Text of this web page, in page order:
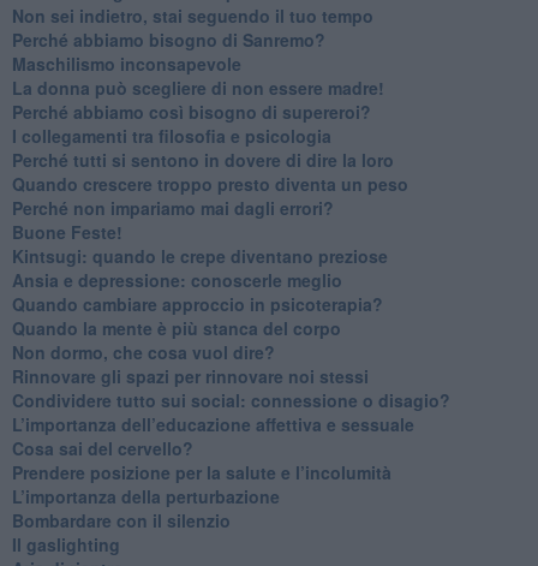
​Non sei indietro, stai seguendo il tuo tempo
​Perché abbiamo bisogno di Sanremo?
​Maschilismo inconsapevole
​La donna può scegliere di non essere madre!
​Perché abbiamo così bisogno di supereroi?
​I collegamenti tra filosofia e psicologia
​Perché tutti si sentono in dovere di dire la loro
​Quando crescere troppo presto diventa un peso
​Perché non impariamo mai dagli errori?
​Buone Feste!
​Kintsugi: quando le crepe diventano preziose
Ansia e depressione: conoscerle meglio
Quando cambiare approccio in psicoterapia?
​Quando la mente è più stanca del corpo
Non dormo, che cosa vuol dire?
​Rinnovare gli spazi per rinnovare noi stessi
​Condividere tutto sui social: connessione o disagio?
​L’importanza dell’educazione affettiva e sessuale
​Cosa sai del cervello?
Prendere posizione per la salute e l’incolumità
L’importanza della perturbazione
​Bombardare con il silenzio
Il gaslighting